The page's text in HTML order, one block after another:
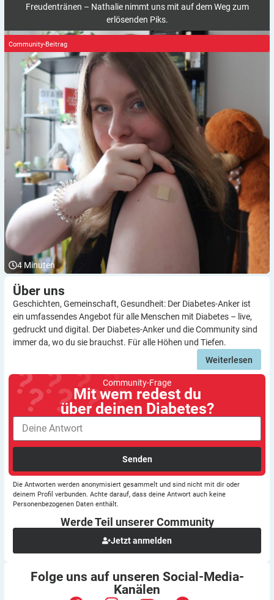
Freudentränen – Nathalie nimmt uns mit auf dem Weg zum
erlösenden Piks.
4 Minuten
Community-Beitrag
Über uns
Geschichten, Gemeinschaft, Gesundheit: Der Diabetes-Anker ist
ein umfassendes Angebot für alle Menschen mit Diabetes – live,
gedruckt und digital. Der Diabetes-Anker und die Community sind
immer da, wo du sie brauchst. Für alle Höhen und Tiefen.
Weiterlesen
Community-Frage
Mit wem redest du
über deinen Diabetes?
Senden
Die Antworten werden anonymisiert gesammelt und sind nicht mit dir oder
deinem Profil verbunden. Achte darauf, dass deine Antwort auch keine
Personenbezogenen Daten enthält.
Werde Teil unserer Community
Jetzt anmelden
Folge uns auf unseren Social-Media-
Kanälen